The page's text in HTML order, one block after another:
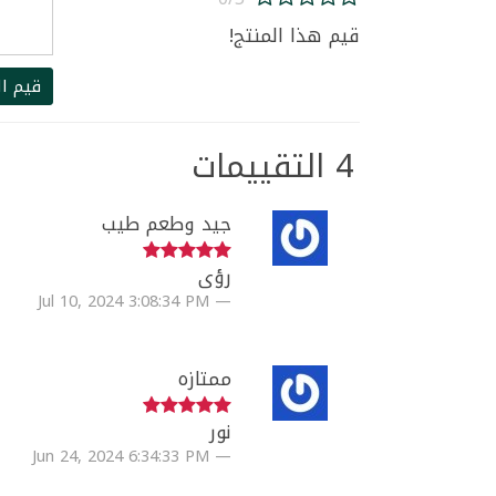
قيم هذا المنتج!
قيم
4 التقييمات
جيد وطعم طيب
رؤى
Jul 10, 2024 3:08:34 PM
ممتازه
نور
Jun 24, 2024 6:34:33 PM